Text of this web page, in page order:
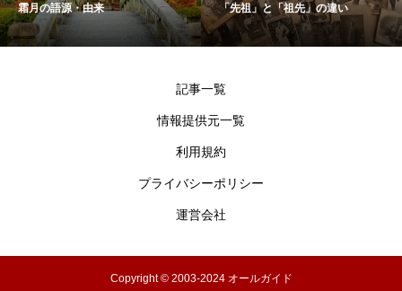
「先祖」と「祖先」の違い マカロンの意味・別名
記事一覧
情報提供元一覧
利用規約
プライバシーポリシー
運営会社
Copyright © 2003-2024 オールガイド